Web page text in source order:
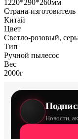
1220*290*260мм
Страна-изготовитель
Китай
Цвет
Светло-розовый,
Тип
Ручной пылесос
Вес
2000г
Новости,